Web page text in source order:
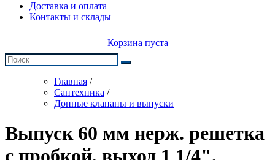
Доставка и оплата
Контакты и склады
Корзина пуста
Главная /
Сантехника /
Донные клапаны и выпуски
Выпуск 60 мм нерж. решетка